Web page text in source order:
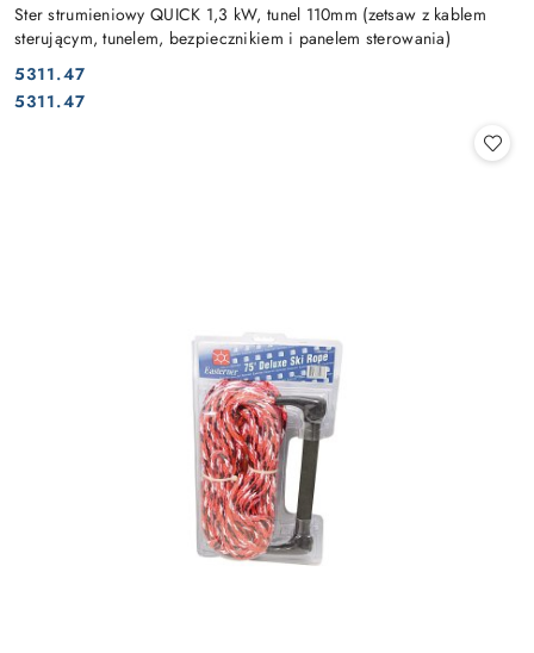
Ster strumieniowy QUICK 1,3 kW, tunel 110mm (zetsaw z kablem
sterującym, tunelem, bezpiecznikiem i panelem sterowania)
Cena:
5311.47
Cena:
5311.47